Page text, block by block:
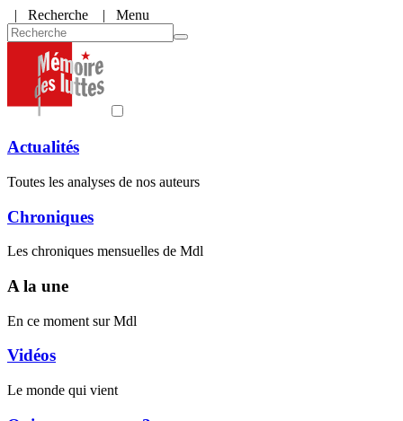
| Recherche | Menu
Actualités
Toutes les analyses de nos auteurs
Chroniques
Les chroniques mensuelles de Mdl
A la une
En ce moment sur Mdl
Vidéos
Le monde qui vient